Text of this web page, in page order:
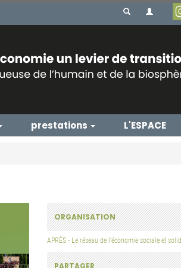
prestations L'ESPACE
ORGANISATION
APRÈS - Le réseau de l'économie sociale et
PARTAGER